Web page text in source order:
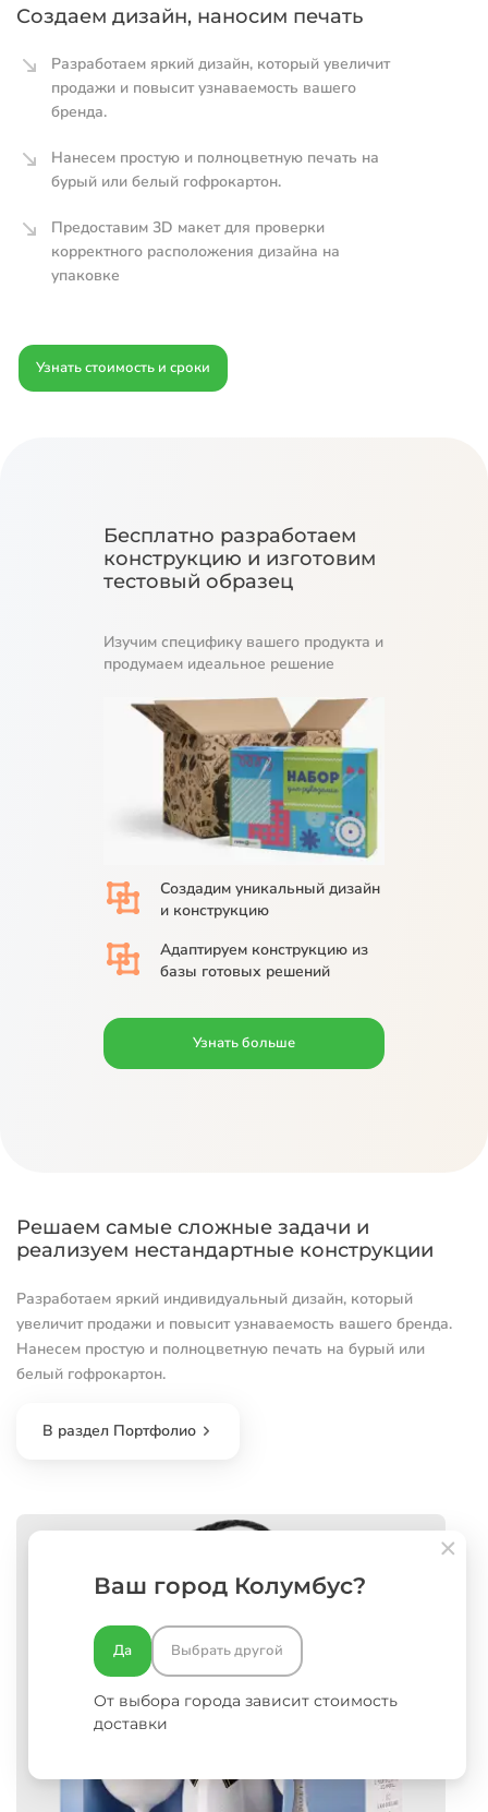
Создаем дизайн, наносим печать
Разработаем яркий дизайн, который увеличит
продажи и повысит узнаваемость вашего
бренда.
Нанесем простую и полноцветную печать на
бурый или белый гофрокартон.
Предоставим 3D макет для проверки
корректного расположения дизайна на
упаковке
Узнать стоимость и сроки
Бесплатно разработаем
конструкцию и изготовим
тестовый образец
Изучим специфику вашего продукта и
продумаем идеальное решение
Создадим уникальный дизайн
и конструкцию
Адаптируем конструкцию из
базы готовых решений
Узнать больше
Решаем самые сложные задачи и
реализуем нестандартные конструкции
Разработаем яркий индивидуальный дизайн, который
увеличит продажи и повысит узнаваемость вашего бренда.
Нанесем простую и полноцветную печать на бурый или
белый гофрокартон.
В раздел Портфолио
Ваш город Колумбус?
Да Выбрать другой
От выбора города зависит стоимость
доставки